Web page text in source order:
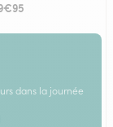
dans la journée